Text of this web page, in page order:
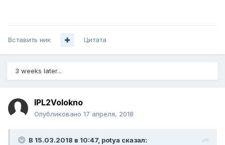
Вставить ник Цитата
3 weeks later...
IPL2Volokno
Опубликовано 17 апреля, 2018
В 15.03.2018 в 10:47, potya сказал: